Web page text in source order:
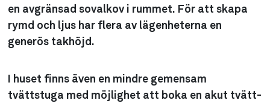
en avgränsad sovalkov i rummet. För att skapa
rymd och ljus har flera av lägenheterna en
generös takhöjd.
I huset finns även en mindre gemensam
tvättstuga med möjlighet att boka en akut tvätt-